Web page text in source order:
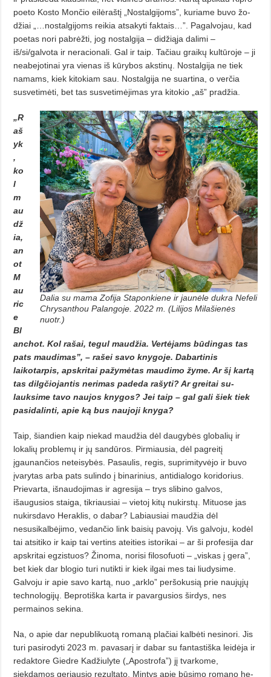
poeto Kosto Mončio eilė­raš­tį „Nostalgijoms”, kuriame buvo žo­
džiai „…nostalgijoms reikia atsaky­ti faktais…”. Pagalvojau, kad
poetas nori pabrėžti, jog nostalgija – didžiąja dalimi –
iš/si/galvota ir neracionali. Gal ir taip. Tačiau graikų kultūroje – ji
neabejotinai yra vienas iš kūrybos akstinų. Nostalgija ne tiek
namams, kiek kitokiam sau. Nostalgija ne su­artina, o verčia
susvetimėti, bet tas su­svetimėjimas yra kitokio „aš” pra­džia.
Dalia su mama Zofija Staponkiene ir jaunėle dukra Nefeli
Chrysanthou Palangoje. 2022 m. (Lilijos Milašienės
nuotr.)
„R
aš
yk
,
ko
l
m
au
dž
ia,
an
ot
M
au
ric
e
Bl
anchot. Kol rašai, tegul maudžia. Vertėjams būdingas tas
pats maudimas”, – rašei savo knygoje. Dabartinis
laikotarpis, ap­skri­tai pažymėtas maudimo žyme. Ar šį kartą
tas dilgčiojantis nerimas padeda rašyti? Ar greitai su­
lauksime tavo naujos knygos? Jei taip – gal gali šiek tiek
pasidalinti, apie ką bus naujoji knyga?
Taip, šiandien kaip niekad mau­džia dėl daugybės globalių ir
lokalių problemų ir jų sandūros. Pirmiausia, dėl pagreitį
įgaunančios neteisybės. Pasaulis, regis, suprimityvėjo ir buvo
įvarytas arba pats sulindo į binari­nius, antidialogo koridorius.
Prievar­ta, iš­naudojimas ir agresija – trys slibi­no galvos,
išaugusios staiga, tikriausiai – vietoj kitų nukirstų. Mituose jas
nukirsdavo Heraklis, o dabar? La­biausiai maudžia dėl
nesusikalbėjimo, vedančio link baisių pavojų. Vis galvoju, kodėl
tai atsitiko ir kaip tai vertins ateities istorikai – ar ši profesija dar
apskritai egzistuos? Žinoma, norisi filosofuoti – „viskas į gera”,
bet kiek dar blogio turi nutikti ir kiek ilgai mes tai liudysime.
Galvoju ir apie savo kartą, nuo „arklo” peršoku­sią prie naujųjų
technologijų. Bepro­tiška karta ir pavargusios širdys, nes
permainos sekina.
Na, o apie dar nepublikuotą ro­ma­ną plačiai kalbėti nesinori. Jis
tu­ri pasirodyti 2023 m. pavasarį ir da­bar su fantastiška leidėja ir
redakto­re Giedre Kadžiulyte („Apostrofa”) jį tvarkome,
siekdamos geriausio rezultato. Mintys apie būsimo romano he­